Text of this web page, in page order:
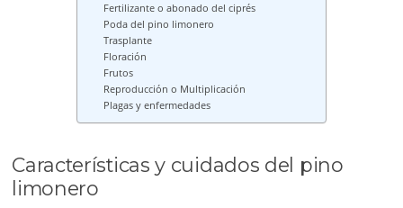
Fertilizante o abonado del ciprés
Poda del pino limonero
Trasplante
Floración
Frutos
Reproducción o Multiplicación
Plagas y enfermedades
Características y cuidados del pino
limonero